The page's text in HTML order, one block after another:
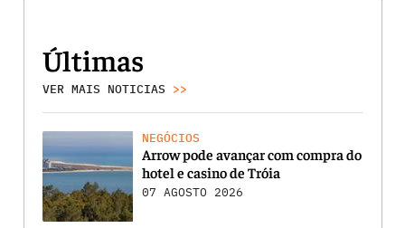
Últimas
VER MAIS NOTICIAS >>
NEGÓCIOS
Arrow pode avançar com compra do
hotel e casino de Tróia
07 AGOSTO 2026